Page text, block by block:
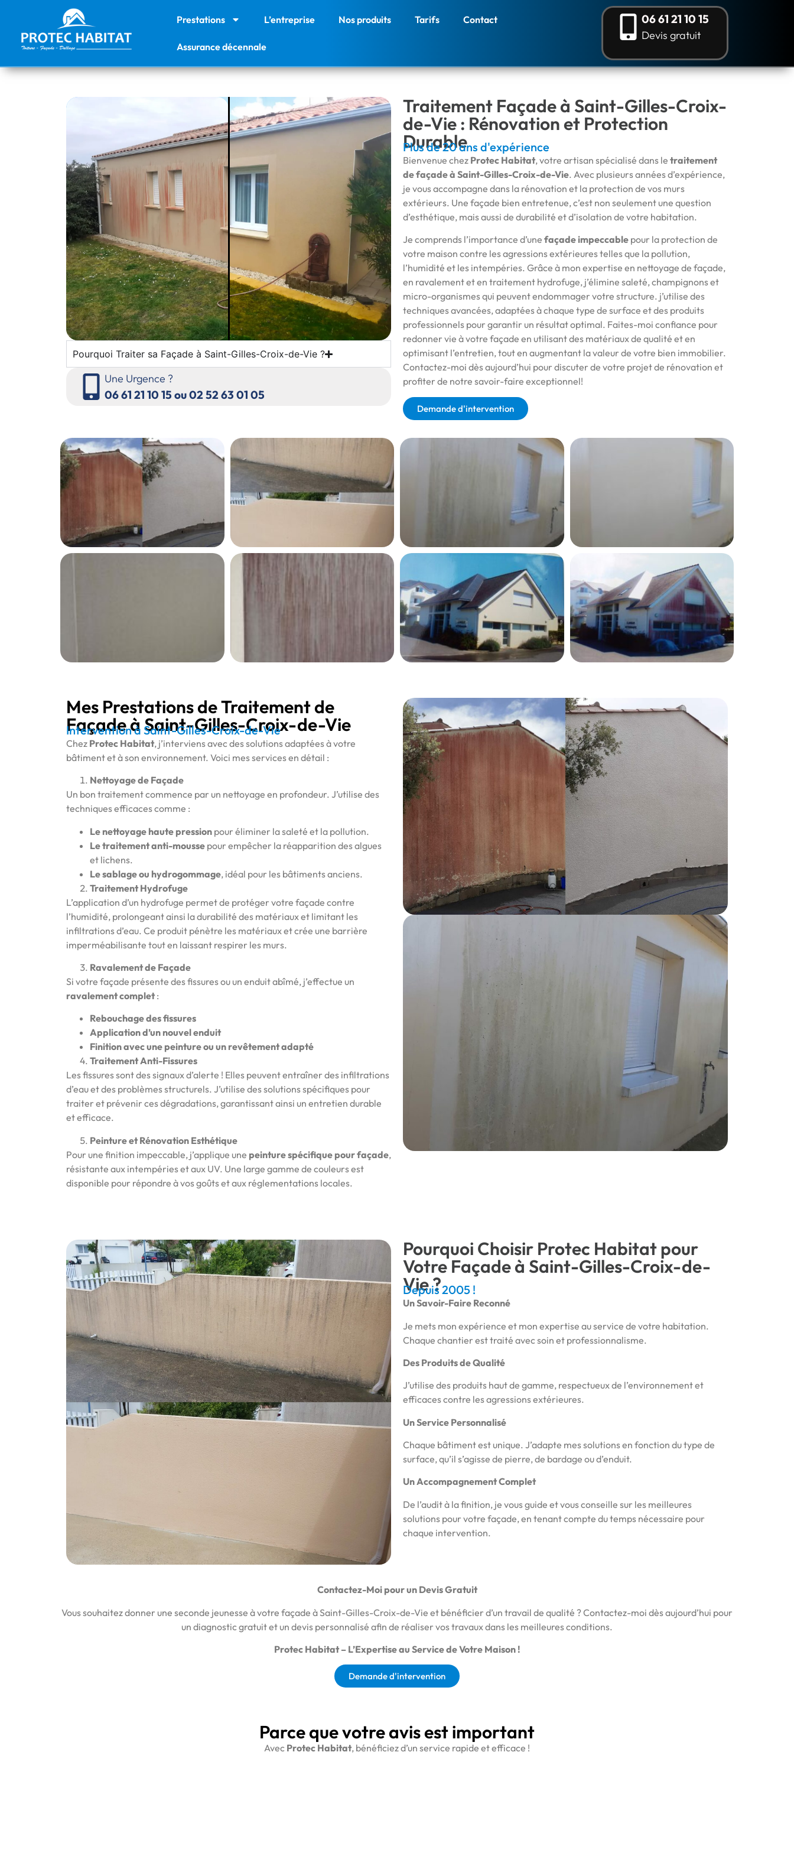
Prestations L’entreprise Nos produits Tarifs Contact
Assurance décennale
06 61 21 10 15
Devis gratuit
Pourquoi Traiter sa Façade à Saint-Gilles-Croix-de-Vie ?
Une Urgence ?
06 61 21 10 15 ou 02 52 63 01 05
Traitement Façade à Saint-Gilles-Croix-
de-Vie : Rénovation et Protection
Durable
Plus de 20 ans d'expérience
Bienvenue chez Protec Habitat, votre artisan spécialisé dans le traitement
de façade à Saint-Gilles-Croix-de-Vie. Avec plusieurs années d’expérience,
je vous accompagne dans la rénovation et la protection de vos murs
extérieurs. Une façade bien entretenue, c’est non seulement une question
d’esthétique, mais aussi de durabilité et d’isolation de votre habitation.
Je comprends l’importance d’une façade impeccable pour la protection de
votre maison contre les agressions extérieures telles que la pollution,
l’humidité et les intempéries. Grâce à mon expertise en nettoyage de façade,
en ravalement et en traitement hydrofuge, j’élimine saleté, champignons et
micro-organismes qui peuvent endommager votre structure. j’utilise des
techniques avancées, adaptées à chaque type de surface et des produits
professionnels pour garantir un résultat optimal. Faites-moi confiance pour
redonner vie à votre façade en utilisant des matériaux de qualité et en
optimisant l’entretien, tout en augmentant la valeur de votre bien immobilier.
Contactez-moi dès aujourd’hui pour discuter de votre projet de rénovation et
profiter de notre savoir-faire exceptionnel!
Demande d'intervention
Mes Prestations de Traitement de
Façade à Saint-Gilles-Croix-de-Vie
Intervention à Saint-Gilles-Croix-de-Vie
Chez Protec Habitat, j’interviens avec des solutions adaptées à votre
bâtiment et à son environnement. Voici mes services en détail :
Nettoyage de Façade
Un bon traitement commence par un nettoyage en profondeur. J’utilise des
techniques efficaces comme :
Le nettoyage haute pression pour éliminer la saleté et la pollution.
Le traitement anti-mousse pour empêcher la réapparition des algues
et lichens.
Le sablage ou hydrogommage, idéal pour les bâtiments anciens.
Traitement Hydrofuge
L’application d’un hydrofuge permet de protéger votre façade contre
l’humidité, prolongeant ainsi la durabilité des matériaux et limitant les
infiltrations d’eau. Ce produit pénètre les matériaux et crée une barrière
imperméabilisante tout en laissant respirer les murs.
Ravalement de Façade
Si votre façade présente des fissures ou un enduit abîmé, j’effectue un
ravalement complet :
Rebouchage des fissures
Application d’un nouvel enduit
Finition avec une peinture ou un revêtement adapté
Traitement Anti-Fissures
Les fissures sont des signaux d’alerte ! Elles peuvent entraîner des infiltrations
d’eau et des problèmes structurels. J’utilise des solutions spécifiques pour
traiter et prévenir ces dégradations, garantissant ainsi un entretien durable
et efficace.
Peinture et Rénovation Esthétique
Pour une finition impeccable, j’applique une peinture spécifique pour façade,
résistante aux intempéries et aux UV. Une large gamme de couleurs est
disponible pour répondre à vos goûts et aux réglementations locales.
Pourquoi Choisir Protec Habitat pour
Votre Façade à Saint-Gilles-Croix-de-
Vie ?
Depuis 2005 !
Un Savoir-Faire Reconné
Je mets mon expérience et mon expertise au service de votre habitation.
Chaque chantier est traité avec soin et professionnalisme.
Des Produits de Qualité
J’utilise des produits haut de gamme, respectueux de l’environnement et
efficaces contre les agressions extérieures.
Un Service Personnalisé
Chaque bâtiment est unique. J’adapte mes solutions en fonction du type de
surface, qu’il s’agisse de pierre, de bardage ou d’enduit.
Un Accompagnement Complet
De l’audit à la finition, je vous guide et vous conseille sur les meilleures
solutions pour votre façade, en tenant compte du temps nécessaire pour
chaque intervention.
Contactez-Moi pour un Devis Gratuit
Vous souhaitez donner une seconde jeunesse à votre façade à Saint-Gilles-Croix-de-Vie et bénéficier d’un travail de qualité ? Contactez-moi dès aujourd’hui pour
un diagnostic gratuit et un devis personnalisé afin de réaliser vos travaux dans les meilleures conditions.
Protec Habitat – L’Expertise au Service de Votre Maison !
Demande d'intervention
Parce que votre avis est important
Avec Protec Habitat, bénéficiez d’un service rapide et efficace !